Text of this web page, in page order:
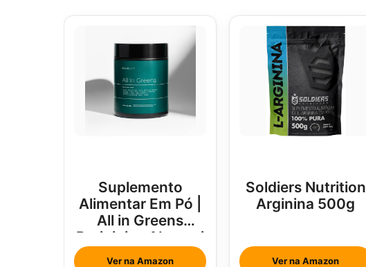
Suplemento
Alimentar Em Pó |
All in Greens
Brainjuice Abacaxi
Com Hortelã
Ver na Amazon
Soldiers Nutrition
Arginina 500g
Ver na Amazon